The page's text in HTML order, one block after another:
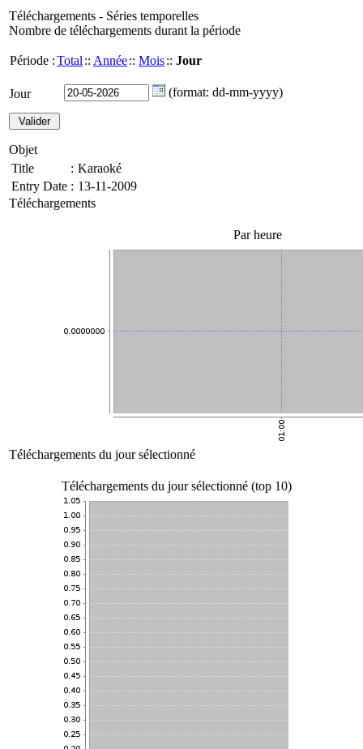
Téléchargements - Séries temporelles
Nombre de téléchargements durant la période
Période :Total :: Année:: Mois:: Jour
Jour (format: dd-mm-yyyy)
Objet
Title
: Karaoké
Entry Date : 13-11-2009
Téléchargements
Par heure
Téléchargements du jour sélectionné
Téléchargements du jour sélectionné (top 10)